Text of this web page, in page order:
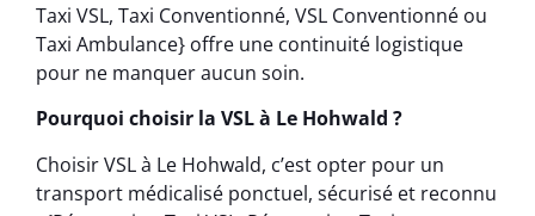
Taxi VSL, Taxi Conventionné, VSL Conventionné ou
Taxi Ambulance} offre une continuité logistique
pour ne manquer aucun soin.
Pourquoi choisir la VSL à Le Hohwald ?
Choisir VSL à Le Hohwald, c’est opter pour un
transport médicalisé ponctuel, sécurisé et reconnu